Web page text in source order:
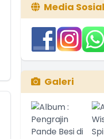
Media Sosial
Galeri